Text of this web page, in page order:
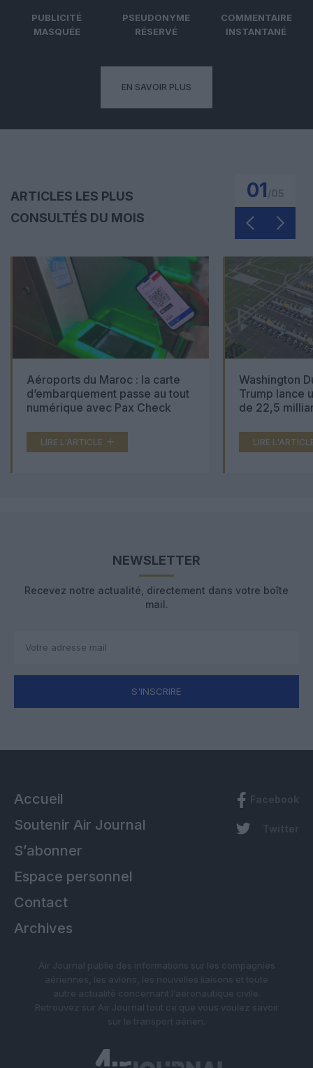
PUBLICITÉ
MASQUÉE
PSEUDONYME
RÉSERVÉ
COMMENTAIRE
INSTANTANÉ
EN SAVOIR PLUS
ARTICLES LES PLUS
CONSULTÉS DU MOIS
01
Aéroports du Maroc : la carte
d’embarquement passe au tout
numérique avec Pax Check
LIRE L'ARTICLE
Washington
Trump lance
de 22,5
LIRE
NEWSLETTER
Recevez notre actualité, directement dans votre boîte
mail.
S'INSCRIRE
Accueil
Soutenir Air Journal
S’abonner
Espace personnel
Contact
Archives